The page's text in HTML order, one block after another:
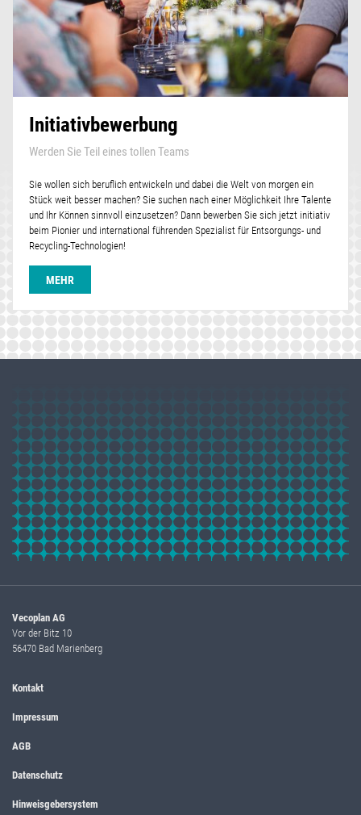
Initiativbewerbung
Werden Sie Teil eines tollen Teams
Sie wollen sich beruflich entwickeln und dabei die Welt von morgen ein
Stück weit besser machen? Sie suchen nach einer Möglichkeit Ihre Talente
und Ihr Können sinnvoll einzusetzen? Dann bewerben Sie sich jetzt initiativ
beim Pionier und international führenden Spezialist für Entsorgungs- und
Recycling-Technologien!
MEHR
Vecoplan AG
Vor der Bitz 10
56470 Bad Marienberg
Kontakt
Impressum
AGB
Datenschutz
Hinweisgebersystem